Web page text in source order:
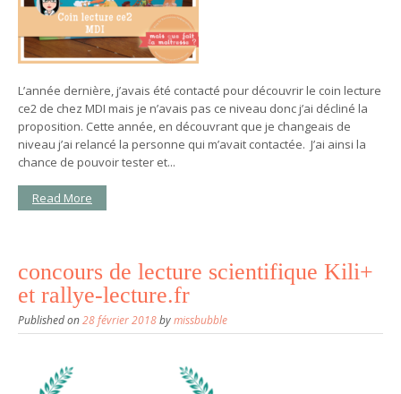
L’année dernière, j’avais été contacté pour découvrir le coin lecture
ce2 de chez MDI mais je n’avais pas ce niveau donc j’ai décliné la
proposition. Cette année, en découvrant que je changeais de
niveau j’ai relancé la personne qui m’avait contactée. J’ai ainsi la
chance de pouvoir tester et...
Read More
concours de lecture scientifique Kili+
et rallye-lecture.fr
Published on28 février 2018bymissbubble